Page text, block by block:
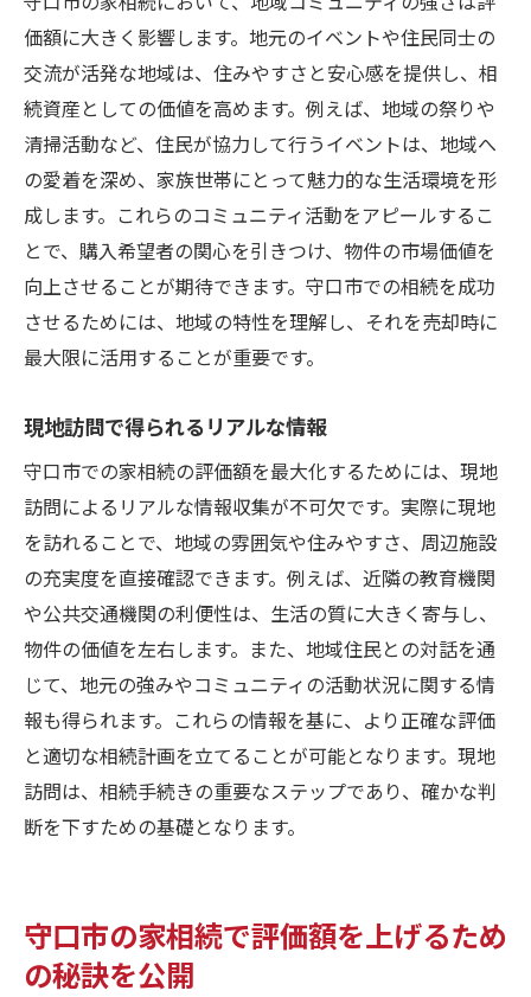
価額に大きく影響します。地元のイベントや住民同士の
交流が活発な地域は、住みやすさと安心感を提供し、相
続資産としての価値を高めます。例えば、地域の祭りや
清掃活動など、住民が協力して行うイベントは、地域へ
の愛着を深め、家族世帯にとって魅力的な生活環境を形
成します。これらのコミュニティ活動をアピールするこ
とで、購入希望者の関心を引きつけ、物件の市場価値を
向上させることが期待できます。守口市での相続を成功
させるためには、地域の特性を理解し、それを売却時に
最大限に活用することが重要です。
現地訪問で得られるリアルな情報
守口市での家相続の評価額を最大化するためには、現地
訪問によるリアルな情報収集が不可欠です。実際に現地
を訪れることで、地域の雰囲気や住みやすさ、周辺施設
の充実度を直接確認できます。例えば、近隣の教育機関
や公共交通機関の利便性は、生活の質に大きく寄与し、
物件の価値を左右します。また、地域住民との対話を通
じて、地元の強みやコミュニティの活動状況に関する情
報も得られます。これらの情報を基に、より正確な評価
と適切な相続計画を立てることが可能となります。現地
訪問は、相続手続きの重要なステップであり、確かな判
断を下すための基礎となります。
守口市の家相続で評価額を上げるため
の秘訣を公開